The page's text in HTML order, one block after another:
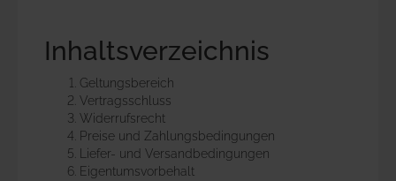
Produktwelten
Über uns
Anmeldung
Inhaltsverzeichnis
Geltungsbereich
Vertragsschluss
Widerrufsrecht
Preise und Zahlungsbedingungen
Liefer- und Versandbedingungen
Eigentumsvorbehalt